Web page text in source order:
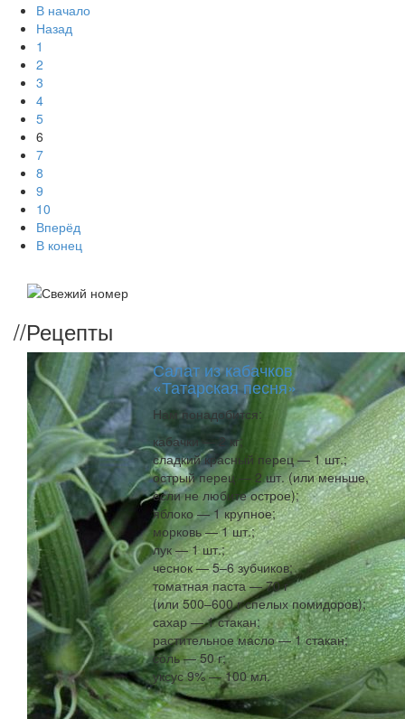
В начало
Назад
1
2
3
4
5
6
7
8
9
10
Вперёд
В конец
//Рецепты
Салат из кабачков
«Татарская песня»
Нам понадобится:
кабачки — 2 кг;
сладкий красный перец — 1 шт.;
острый перец — 2 шт. (или меньше,
если не любите острое);
яблоко — 1 крупное;
морковь — 1 шт.;
лук — 1 шт.;
чеснок — 5–6 зубчиков;
томатная паста — 70 г
(или 500–600 г спелых помидоров);
сахар — 1 стакан;
растительное масло — 1 стакан;
соль — 50 г;
уксус 9% — 100 мл.